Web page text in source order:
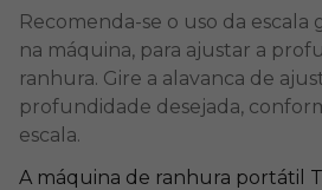
Recomenda-se o uso da escala
na máquina, para ajustar a
ranhura. Gire a alavanca de
profundidade desejada,
escala.
A máquina de ranhura portátil